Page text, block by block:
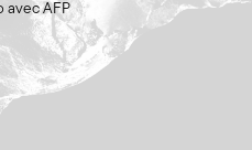
avec AFP